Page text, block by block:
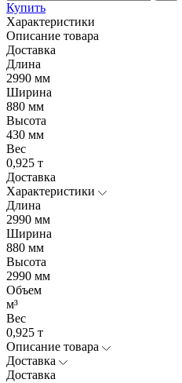
Купить
Характеристики
Описание товара
Доставка
Длина
2990 мм
Ширина
880 мм
Высота
430 мм
Вес
0,925 т
Доставка
Характеристики
Длина
2990 мм
Ширина
880 мм
Высота
2990 мм
Объем
м³
Вес
0,925 т
Описание товара
Доставка
Доставка